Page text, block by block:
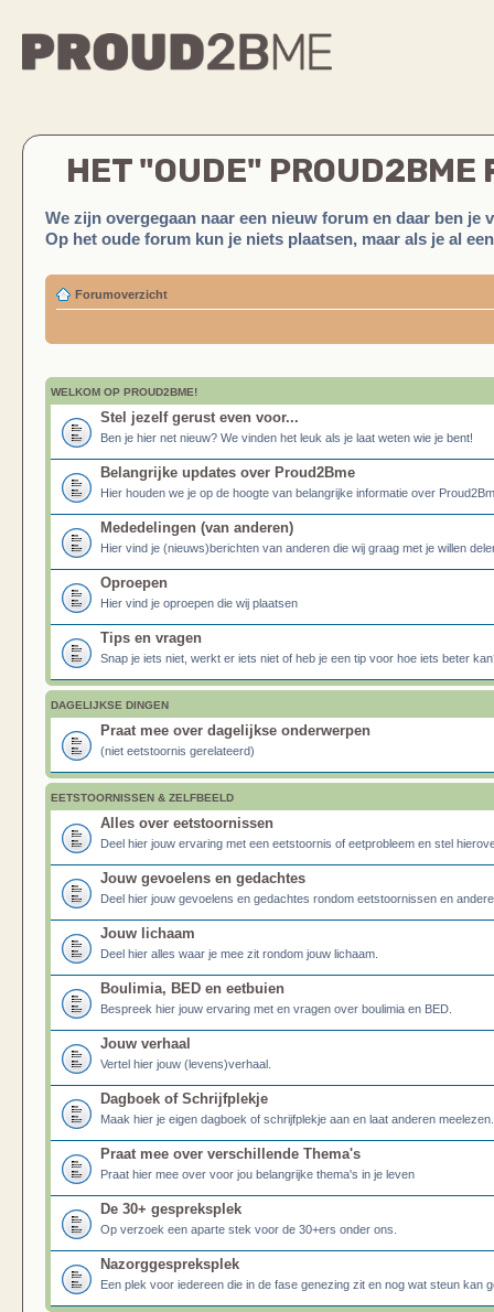
HET "OUDE" PROUD2BME
We zijn overgegaan naar een nieuw forum en daar ben je
Op het oude forum kun je niets plaatsen, maar als je al
Forumoverzicht
WELKOM OP PROUD2BME!
Stel jezelf gerust even voor...
Ben je hier net nieuw? We vinden het leuk als je laat weten wie je bent!
Belangrijke updates over Proud2Bme
Hier houden we je op de hoogte van belangrijke informatie over
Mededelingen (van anderen)
Hier vind je (nieuws)berichten van anderen die wij graag met je willen
Oproepen
Hier vind je oproepen die wij plaatsen
Tips en vragen
Snap je iets niet, werkt er iets niet of heb je een tip voor hoe iets beter
DAGELIJKSE DINGEN
Praat mee over dagelijkse onderwerpen
(niet eetstoornis gerelateerd)
EETSTOORNISSEN & ZELFBEELD
Alles over eetstoornissen
Deel hier jouw ervaring met een eetstoornis of eetprobleem en stel
Jouw gevoelens en gedachtes
Deel hier jouw gevoelens en gedachtes rondom eetstoornissen en
Jouw lichaam
Deel hier alles waar je mee zit rondom jouw lichaam.
Boulimia, BED en eetbuien
Bespreek hier jouw ervaring met en vragen over boulimia en BED.
Jouw verhaal
Vertel hier jouw (levens)verhaal.
Dagboek of Schrijfplekje
Maak hier je eigen dagboek of schrijfplekje aan en laat anderen meelezen.
Praat mee over verschillende Thema's
Praat hier mee over voor jou belangrijke thema's in je leven
De 30+ gespreksplek
Op verzoek een aparte stek voor de 30+ers onder ons.
Nazorggespreksplek
Een plek voor iedereen die in de fase genezing zit en nog wat steun kan